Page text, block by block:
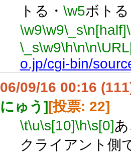
トる・ \w5ボト
\w9\w9\_s\n[half]
\_s\w9\h\n\n
o.jp/cgi-bin/
06/09/16 00:16
にゅう][投票: 22]
\t\u\s[10]\h\s[0]
クライアント側